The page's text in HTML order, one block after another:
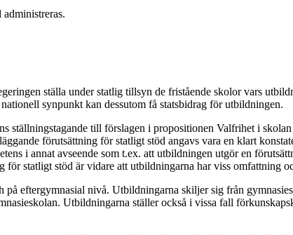
ställa under statlig tillsyn de fristående skolor vars
synpunkt kan dessutom få statsbidrag för utbildningen.
ställningstagande till förslagen i propositionen Valfrihet i
förutsättning för statligt stöd angavs vara en klart
i annat avseende som t.ex. att utbildningen utgör en
statligt stöd är vidare att utbildningarna har viss omfattning
eftergymnasial nivå. Utbildningarna skiljer sig från
Utbildningarna ställer också i vissa fall